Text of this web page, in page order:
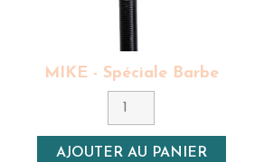
Densité
MIKE - Spéciale Barbe
AJOUTER AU PANIER